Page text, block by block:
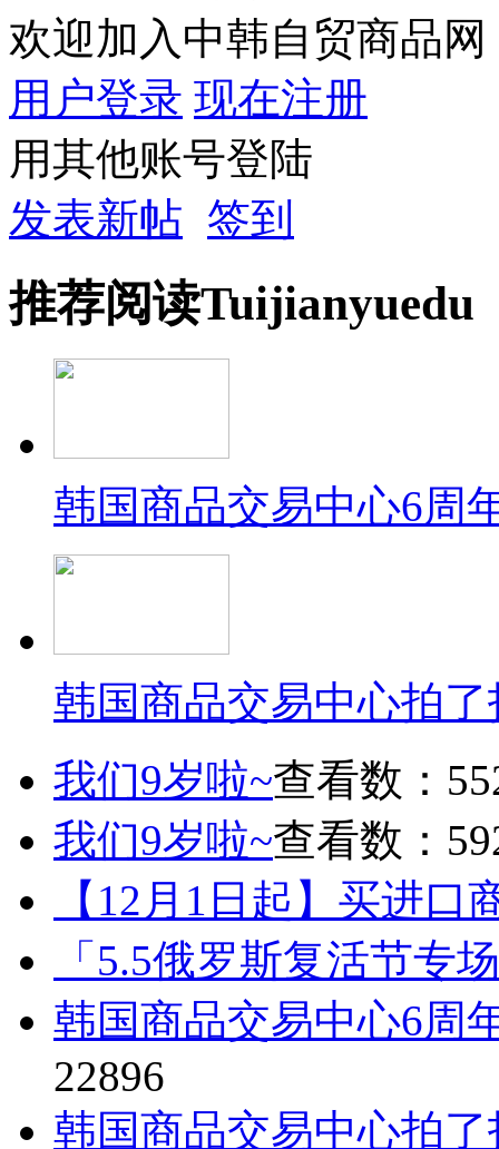
欢迎加入中韩自贸商品网
用户登录 现在注册
用其他账号登陆
发表新帖 签到
推荐阅读Tuijianyuedu
韩国商品交易中心6周
韩国商品交易中心拍
我们9岁啦~查看数：
我们9岁啦~查看数：
【12月1日起】买进口
「5.5俄罗斯复活节专
韩国商品交易中心6周
22896
韩国商品交易中心拍